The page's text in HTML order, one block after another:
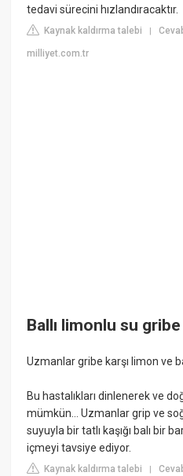
tedavi sürecini hızlandıracaktır.
Kaynak kaldırma talebi |
milliyet.com.tr
Ballı limonlu su
Uzmanlar gribe karşı limon ve
Bu hastalıkları dinlenerek ve
mümkün… Uzmanlar grip ve
suyuyla bir tatlı kaşığı balı bir
içmeyi tavsiye ediyor.
Kaynak kaldırma talebi |